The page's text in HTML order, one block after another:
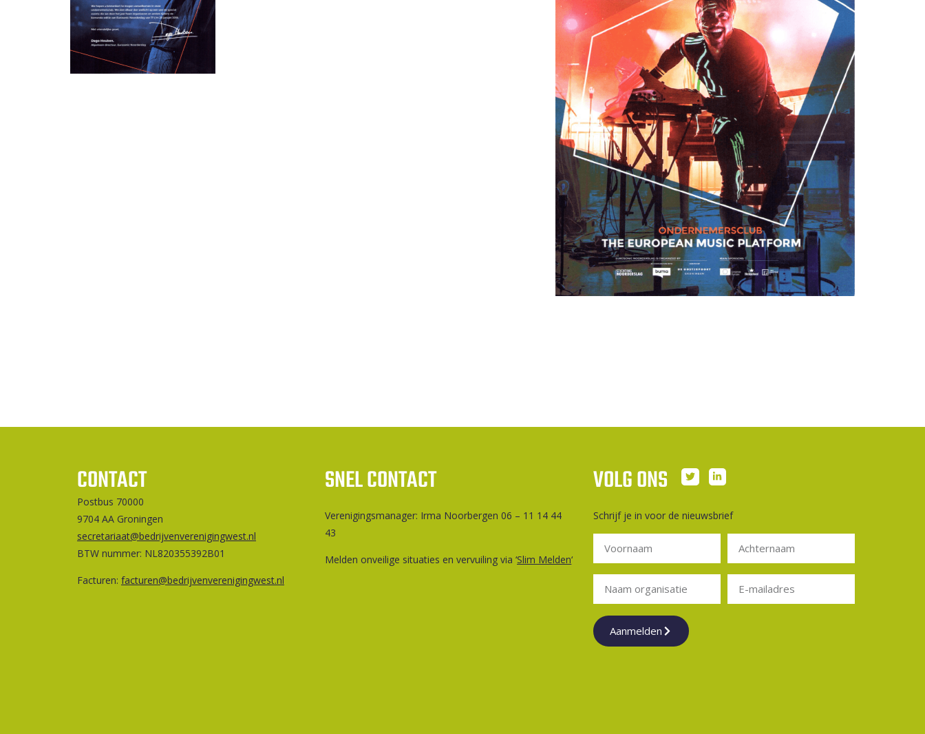
CONTACT
Postbus 70000
9704 AA Groningen
secretariaat@bedrijvenverenigingwest.nl
BTW nummer: NL820355392B01
Facturen: facturen@bedrijvenverenigingwest.nl
SNEL CONTACT
Ver­e­ni­gings­ma­na­ger: Irma Noorbergen 06 – 11 14 44
43
Melden onveilige situaties en vervuiling via ‘Slim Melden‘
VOLG ONS
Schrijf je in voor de nieuwsbrief
Aanmelden